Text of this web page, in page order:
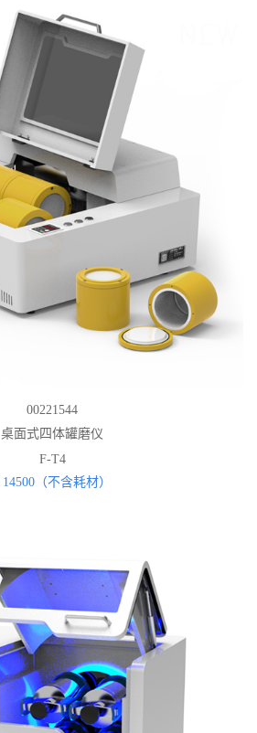
00221544
桌面式四体罐磨仪
F-T4
14500（不含耗材）